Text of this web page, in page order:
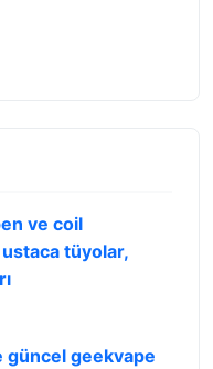
ve coil
tüyolar,
güncel geekvape